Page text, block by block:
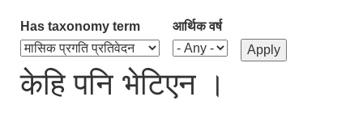
Has taxonomy term आर्थिक वर्ष
केहि पनि भेटिएन ।